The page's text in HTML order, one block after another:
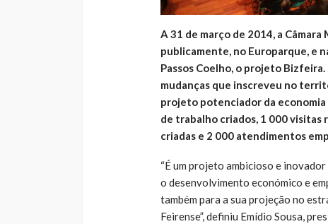
A 31 de março de 2014, a
publicamente, no Europarque, e
Passos Coelho, o projeto Bizfeira.
mudanças que inscreveu no
projeto potenciador da economia
de trabalho criados, 1 000 visitas
criadas e 2 000 atendimentos
“É um projeto ambicioso e
o desenvolvimento económico e
também para a sua projeção no
Feirense”, definiu Emídio Sousa,